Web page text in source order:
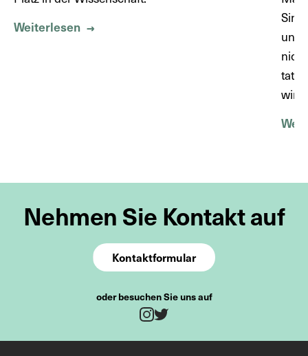
Weiterlesen Über Wissenschaftliche
→
Sinn
wir
Nehmen Sie Kontakt auf
Kontaktformular
oder besuchen Sie uns auf